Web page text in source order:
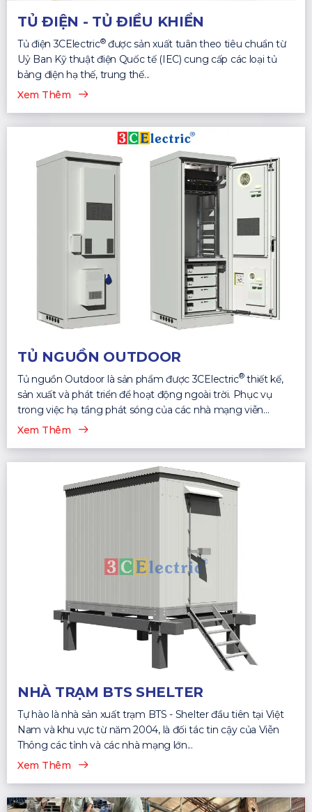
TỦ ĐIỆN - TỦ ĐIỀU KHIỂN
Tủ điện 3CElectric®được sản xuất tuân theo tiêu chuẩn từ
Uỷ Ban Kỹ thuật điện Quốc tế (IEC) cung cấp các loại tủ
bảng điện hạ thế, trung thế...
Xem Thêm
TỦ NGUỒN OUTDOOR
Tủ nguồn Outdoor là sản phẩm được 3CElectric®thiết kế,
sản xuất và phát triển để hoạt động ngoài trời. Phục vụ
trong việc hạ tầng phát sóng của các nhà mạng viễn
thông...
Xem Thêm
NHÀ TRẠM BTS SHELTER
Tự hào là nhà sản xuất trạm BTS - Shelter đầu tiên tại Việt
Nam và khu vực từ năm 2004, là đối tác tin cậy của Viễn
Thông các tỉnh và các nhà mạng lớn...
Xem Thêm